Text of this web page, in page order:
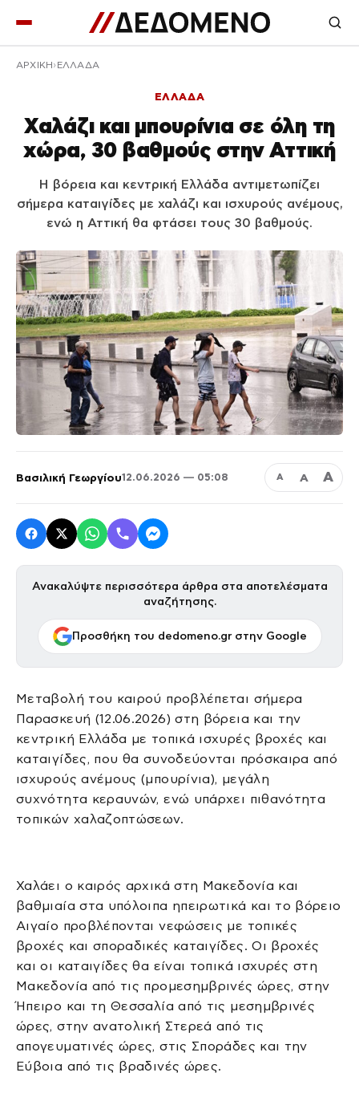
ΑΡΧΙΚΉ ΕΛΛΑΔΑ
ΕΛΛΑΔΑ
Χαλάζι και μπουρίνια σε όλη τη
χώρα, 30 βαθμούς στην Αττική
Η βόρεια και κεντρική Ελλάδα αντιμετωπίζει
σήμερα καταιγίδες με χαλάζι και ισχυρούς ανέμους,
ενώ η Αττική θα φτάσει τους 30 βαθμούς.
Βασιλική Γεωργίου12.06.2026 — 05:08 Α Α Α
Ανακαλύψτε περισσότερα άρθρα στα αποτελέσματα
αναζήτησης.
Προσθήκη του dedomeno.gr στην Google
Μεταβολή του καιρού προβλέπεται σήμερα
Παρασκευή (12.06.2026) στη βόρεια και την
κεντρική Ελλάδα με τοπικά ισχυρές βροχές και
καταιγίδες, που θα συνοδεύονται πρόσκαιρα από
ισχυρούς ανέμους (μπουρίνια), μεγάλη
συχνότητα κεραυνών, ενώ υπάρχει πιθανότητα
τοπικών χαλαζοπτώσεων.
Χαλάει ο καιρός αρχικά στη Μακεδονία και
βαθμιαία στα υπόλοιπα ηπειρωτικά και το βόρειο
Αιγαίο προβλέπονται νεφώσεις με τοπικές
βροχές και σποραδικές καταιγίδες. Οι βροχές
και οι καταιγίδες θα είναι τοπικά ισχυρές στη
Μακεδονία από τις προμεσημβρινές ώρες, στην
Ήπειρο και τη Θεσσαλία από τις μεσημβρινές
ώρες, στην ανατολική Στερεά από τις
απογευματινές ώρες, στις Σποράδες και την
Εύβοια από τις βραδινές ώρες.